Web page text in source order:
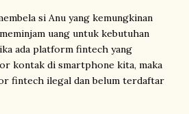
si Anu yang kemungkinan
uang untuk kebutuhan
ada platform fintech yang
kontak di smartphone kita, maka
fintech ilegal dan belum terdaftar